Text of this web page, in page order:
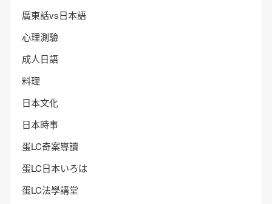
廣東話vs日本語
心理測驗
成人日語
料理
日本文化
日本時事
蛋LC奇案導讀
蛋LC日本いろは
蛋LC法學講堂